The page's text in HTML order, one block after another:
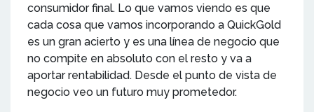
consumidor final. Lo que vamos viendo es que
cada cosa que vamos incorporando a QuickGold
es un gran acierto y es una línea de negocio que
no compite en absoluto con el resto y va a
aportar rentabilidad. Desde el punto de vista de
negocio veo un futuro muy prometedor.